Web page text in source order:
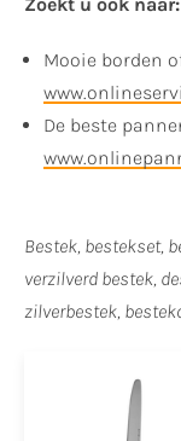
Mooie borden
De beste
Bestek, bestekset,
verzilverd bestek,
zilverbestek,